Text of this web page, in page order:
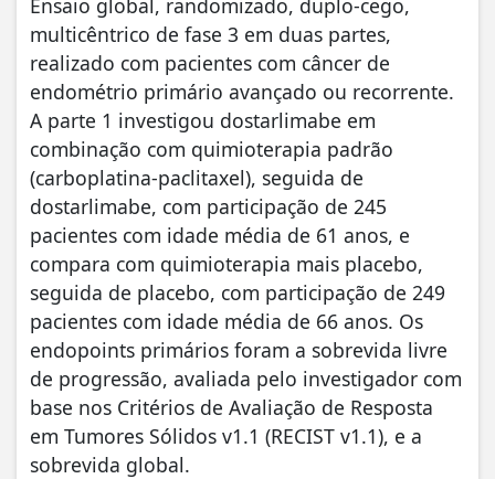
multicêntrico de fase 3 em duas partes,
realizado com pacientes com câncer de
endométrio primário avançado ou recorrente.
A parte 1 investigou dostarlimabe em
combinação com quimioterapia padrão
(carboplatina‑paclitaxel), seguida de
dostarlimabe, com participação de 245
pacientes com idade média de 61 anos, e
compara com quimioterapia mais placebo,
seguida de placebo, com participação de 249
pacientes com idade média de 66 anos. Os
endopoints primários foram a sobrevida livre
de progressão, avaliada pelo investigador com
base nos Critérios de Avaliação de Resposta
em Tumores Sólidos v1.1 (RECIST v1.1), e a
sobrevida global.